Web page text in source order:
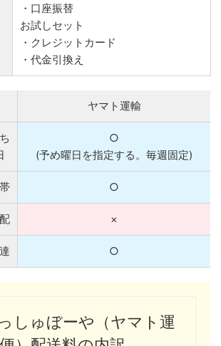
・口座振替
お試しセット
・クレジットカード
・代金引換え
ヤマト運輸
○
(予め曜日を指定する。毎週固定)
○
×
○
しゅぼーや（ヤマト運